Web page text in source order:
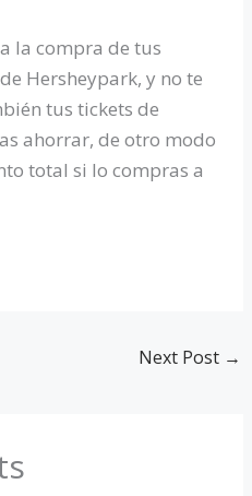
la compra de tus
Hersheypark, y no te
tus tickets de
ahorrar, de otro modo
total si lo compras a
Next Post →